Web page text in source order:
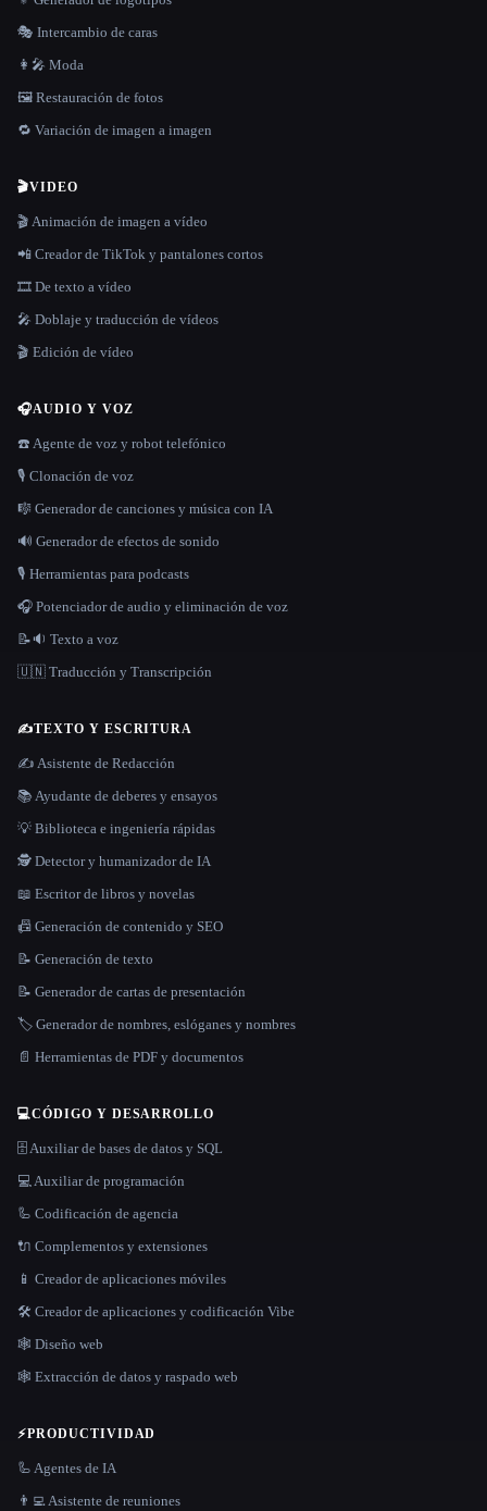
🎭 Intercambio de caras
👩‍🎤 Moda
🖼️ Restauración de fotos
🔁 Variación de imagen a imagen
🎬VIDEO
🎬 Animación de imagen a vídeo
📲 Creador de TikTok y pantalones cortos
🎞️ De texto a vídeo
🎤 Doblaje y traducción de vídeos
🎬 Edición de vídeo
🎧AUDIO Y VOZ
☎️ Agente de voz y robot telefónico
🎙️ Clonación de voz
🎼 Generador de canciones y música con IA
🔊 Generador de efectos de sonido
🎙️ Herramientas para podcasts
🎧 Potenciador de audio y eliminación de voz
📝🔉 Texto a voz
🇺🇳 Traducción y Transcripción
✍️TEXTO Y ESCRITURA
✍️ Asistente de Redacción
📚 Ayudante de deberes y ensayos
💡 Biblioteca e ingeniería rápidas
🕵️ Detector y humanizador de IA
📖 Escritor de libros y novelas
📠 Generación de contenido y SEO
📝 Generación de texto
📝 Generador de cartas de presentación
🏷️ Generador de nombres, eslóganes y nombres
📄 Herramientas de PDF y documentos
💻CÓDIGO Y DESARROLLO
🗄️ Auxiliar de bases de datos y SQL
💻 Auxiliar de programación
🦾 Codificación de agencia
🔌 Complementos y extensiones
📱 Creador de aplicaciones móviles
🛠️ Creador de aplicaciones y codificación Vibe
🕸 Diseño web
🕸️ Extracción de datos y raspado web
⚡PRODUCTIVIDAD
🦾 Agentes de IA
👨‍💻 Asistente de reuniones